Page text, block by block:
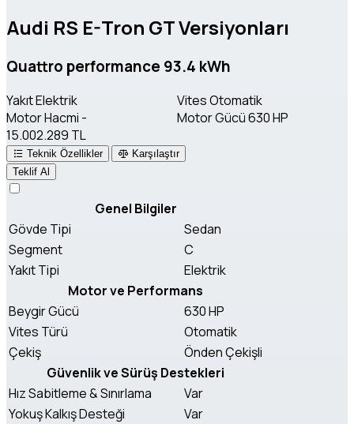
Audi RS E-Tron GT Versiyonları
Quattro performance 93.4 kWh
YakıtElektrik VitesOtomatik
Motor Hacmi - Motor Gücü630 HP
15.002.289 TL
Teknik Özellikler
Karşılaştır
Teklif Al
Genel Bilgiler
Gövde Tipi
Sedan
Segment
C
Yakıt Tipi
Elektrik
Motor ve Performans
Beygir Gücü
630 HP
Vites Türü
Otomatik
Çekiş
Önden Çekişli
Güvenlik ve Sürüş Destekleri
Hız Sabitleme & Sınırlama
Var
Yokuş Kalkış Desteği
Var